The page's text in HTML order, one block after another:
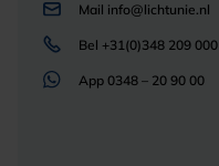
Mail info@lichtunie.nl
Bel +31(0)348 209 000
App 0348 – 20 90 00